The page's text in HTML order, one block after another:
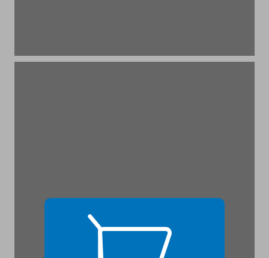
פרק א: מדוע ניצח המערב ... 17